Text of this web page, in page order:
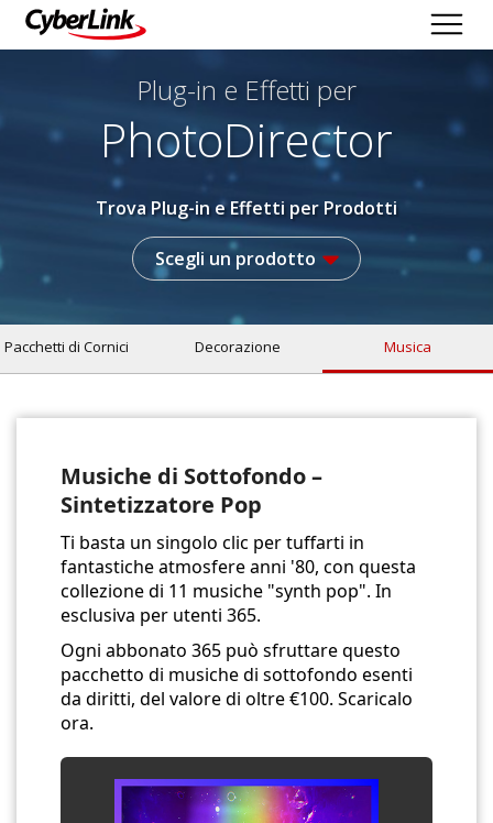
Plug-in e Effetti per
PhotoDirector
Trova Plug-in e Effetti per Prodotti
Scegli un prodotto
Pacchetti di Cornici Decorazione Musica
Musiche di Sottofondo –
Sintetizzatore Pop
Ti basta un singolo clic per tuffarti in
fantastiche atmosfere anni '80, con questa
collezione di 11 musiche "synth pop". In
esclusiva per utenti 365.
Ogni abbonato 365 può sfruttare questo
pacchetto di musiche di sottofondo esenti
da diritti, del valore di oltre €100. Scaricalo
ora.